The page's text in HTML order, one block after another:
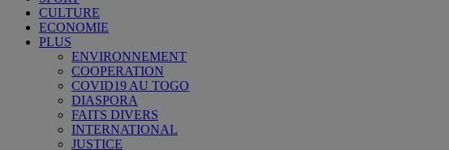
CULTURE
ECONOMIE
PLUS
ENVIRONNEMENT
COOPERATION
COVID19 AU TOGO
DIASPORA
FAITS DIVERS
INTERNATIONAL
JUSTICE